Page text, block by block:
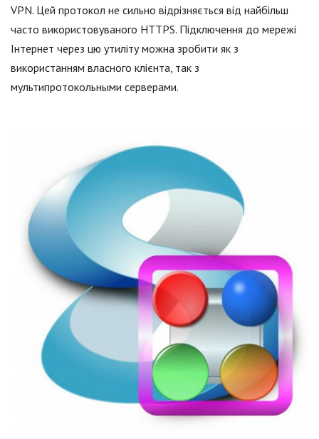
VPN. Цей протокол не сильно відрізняється від найбільш
часто використовуваного HTTPS. Підключення до мережі
Інтернет через цю утиліту можна зробити як з
використанням власного клієнта, так з
мультипротокольными серверами.